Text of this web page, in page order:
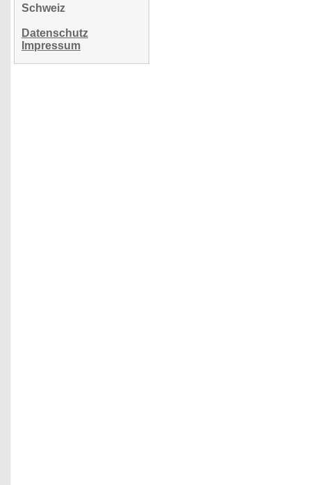
Schweiz
Datenschutz
Impressum